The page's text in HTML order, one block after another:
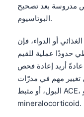
مدروسة بعد تصحيح
البوتاسيوم.
أو الدواء، فإن
حدودًا عملية للقيم
عادةً أريد إعادة فحص
أسبوع بعد أي تغيير مهم في مدرّات
البول، أو مثبط ACE، أو ARB، أو مضاد مستقبلات
mineralocorticoid.